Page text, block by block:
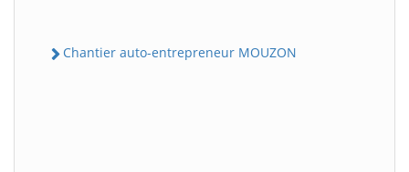
Chantier auto-entrepreneur MOUZON